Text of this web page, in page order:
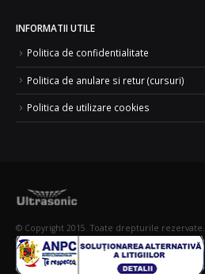
INFORMATII UTILE
Politica de confidentialitate
Politica de anulare si retur (cursuri)
Politica de utilizare cookies
© Copyright 2015. Toate drepturile rezervate.